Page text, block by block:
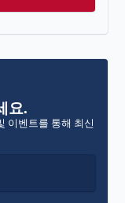
요.
이벤트를 통해 최신